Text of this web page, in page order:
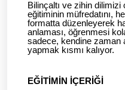
Bilinçaltı ve zihin
eğitiminin müfredatını,
formatta düzenleyerek
anlaması, öğrenmesi
sadece, kendine zaman
yapmak kısmı kalıyor.
EĞİTİMİN İÇERİĞİ